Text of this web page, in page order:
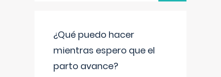
¿Qué puedo hacer
mientras espero que el
parto avance?